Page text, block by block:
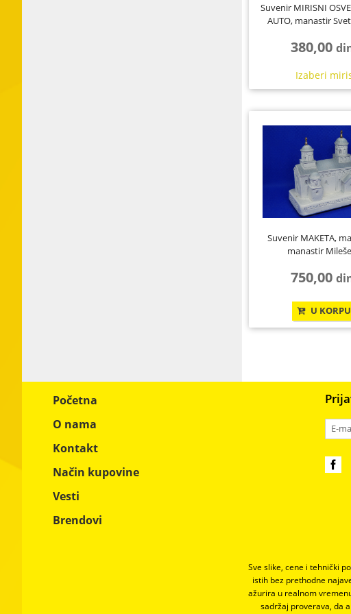
Suvenir MIRISNI
AUTO, manastir
380,00
Izaberi
Suvenir MAKETA,
manastir
750,00
U KORPU
Početna
O nama
Kontakt
Način kupovine
Vesti
Brendovi
Sve slike, cene i tehnički
istih bez prethodne
ažurira u realnom
sadržaj proverava, da